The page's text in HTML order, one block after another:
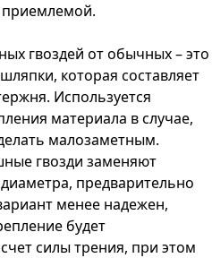
приемлемой.
гвоздей от обычных – это
которая составляет
Используется
материала в случае,
малозаметным.
гвозди заменяют
предварительно
менее надежен,
будет
силы трения, при этом